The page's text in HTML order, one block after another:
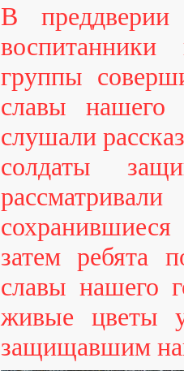
В
группы
славы нашего
слушали
солдаты
затем ребята
славы нашего
живые цветы у
защищавшим